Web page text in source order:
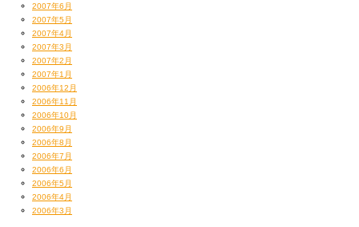
2007年6月
2007年5月
2007年4月
2007年3月
2007年2月
2007年1月
2006年12月
2006年11月
2006年10月
2006年9月
2006年8月
2006年7月
2006年6月
2006年5月
2006年4月
2006年3月